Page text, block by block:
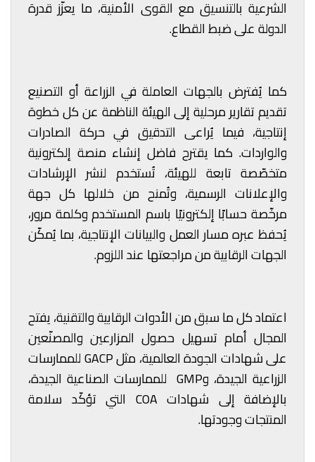
الشرعية بالتنسيق مع القوى الأمنية، ما يعزّز قدرة
الدولة على ضبط القطاع.
كما يُفترض بالجهات العاملة في الزراعة أو التصنيع
تقديم تقارير مرحلية إلى الهيئة الناظمة عن كل خطوة
إنتاجية، فيما يُراعى التدقيق في حركة الصادرات
والواردات. كما يقترح فاضل إنشاء منصة إلكترونية
متخصّصة تابعة للهيئة، تُستخدم لنشر الإرشادات
والإعلانات الرسمية، وتُمنح من خلالها كل جهة
مرخّصة حسابًا إلكترونيًا باسم المستخدم وكلمة مرور،
يُحفظ عبره مسار العمل والبيانات الإنتاجية، بما يُمكّن
الجهات الرقابية من مراجعتها عند اللزوم.
اعتماد كل ما سبق من الأدوات الرقابية والتقنية، يفتح
المجال أمام تسهيل حصول المزارعين والمصنّعين
على شهادات الجودة العالمية، مثل GACP للممارسات
الزراعية الجيدة، وGMP للممارسات الصناعية الجيدة،
بالإضافة إلى شهادات COA التي تؤكّد سلامة
المنتجات وجودتها.